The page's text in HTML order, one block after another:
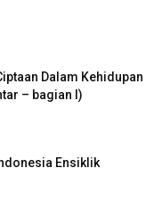
Dalam Kehidupan
– bagian I)
Ensiklik